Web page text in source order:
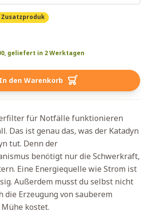
geliefert in 2 Werktagen
In den Warenkorb
für Notfälle funktionieren
Das ist genau das, was der Katadyn
tut. Denn der
benötigt nur die Schwerkraft,
Eine Energiequelle wie Strom ist
Außerdem musst du selbst nicht
die Erzeugung von sauberem
kostet.